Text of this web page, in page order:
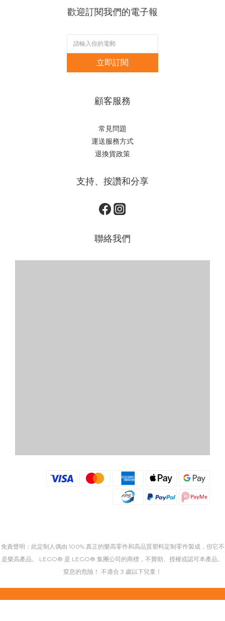
歡迎訂閱我們的電子報
立即訂閱
顧客服務
常見問題
運送服務方式
退換貨政策
支持、按讚和分享
聯絡我們
免責聲明：此定制人偶由 100% 真正的樂高零件和高品質塑料定制零件製成，但它不
是樂高產品。 LEGO® 是 LEGO® 集團公司的商標，不贊助、授權或認可本產品。
窒息的危險！ 不適合 3 歲以下兒童！